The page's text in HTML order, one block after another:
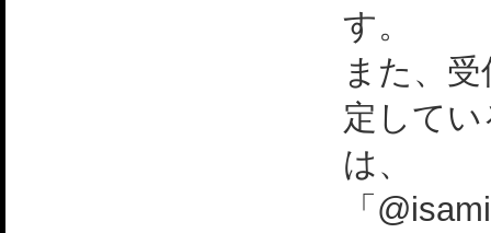
す。
また、
定して
は、
「